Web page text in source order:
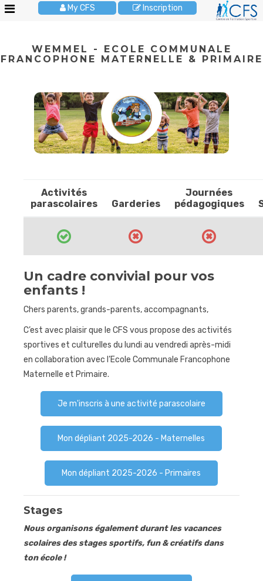
My CFS Inscription
CFS
Activités
enfants
Cours
adultes
Pour
les
écoles
Brochures
Journées
sportives
Contact
WEMMEL - ECOLE COMMUNALE
FRANCOPHONE MATERNELLE & PRIMAIRE
Activités
parascolaires
Garderies
Journées
pédagogiques
Un cadre convivial pour vos
enfants !
Chers parents, grands-parents, accompagnants,
C’est avec plaisir que le CFS vous propose des activités
sportives et culturelles du lundi au vendredi après-midi
en collaboration avec l’Ecole Communale Francophone
Maternelle et Primaire.
Je m'inscris à une activité parascolaire
Mon dépliant 2025-2026 - Maternelles
Mon dépliant 2025-2026 - Primaires
Stages
Nous organisons également durant les vacances
scolaires des stages sportifs, fun & créatifs dans
ton école !